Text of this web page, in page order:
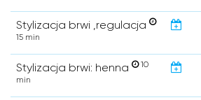
Stylizacja brwi ,regulacja
15 min
Stylizacja brwi: henna
10
min